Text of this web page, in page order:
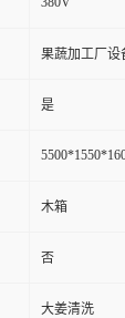
果蔬加工厂设
是
木箱
否
大姜清洗